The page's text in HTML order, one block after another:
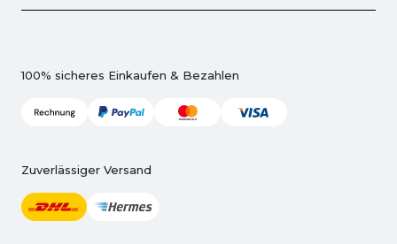
100% sicheres Einkaufen & Bezahlen
Zuverlässiger Versand